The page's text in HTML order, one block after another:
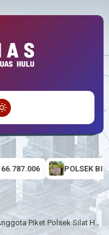
BIKA, MELAKSANAKAN
Patroli Malam, Anggota Piket Polsek Silat Hulu Berikan Pesan-pesan Kamtibmas